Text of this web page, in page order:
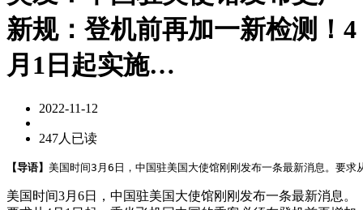
新规：登机前再加一新检测！4
月1日起实施…
2022-11-12
247人已读
【导语】 美国时间3月6日，中国驻美国大使馆刚刚发布一条最新消息。要
美国时间3月6日，中国驻美国大使馆刚刚发布一条最新消息。